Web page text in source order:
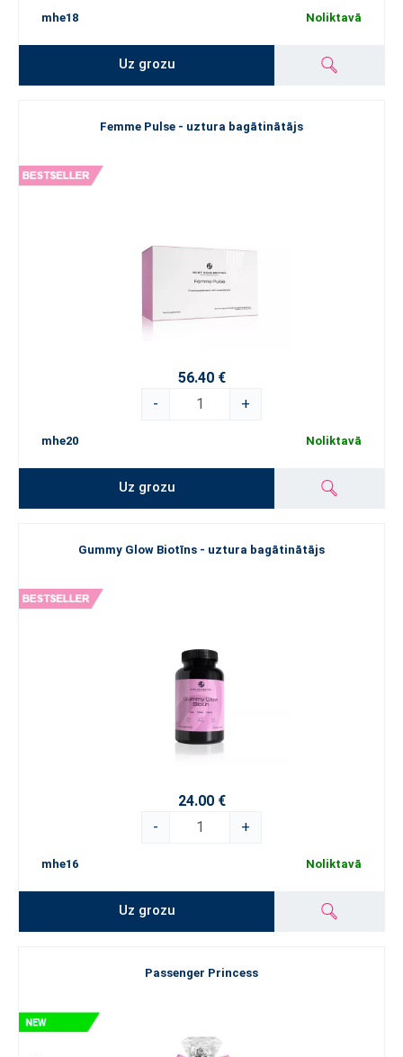
mhe18 Noliktavā
Uz grozu
Femme Pulse - uztura bagātinātājs
56.40 €
-
+
mhe20 Noliktavā
Uz grozu
Gummy Glow Biotīns - uztura bagātinātājs
24.00 €
-
+
mhe16 Noliktavā
Uz grozu
Passenger Princess